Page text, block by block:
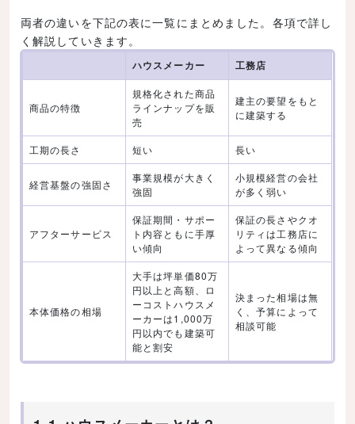
両者の違いを下記の表に一覧にまとめました。各項で詳し
く解説していきます。
ハウスメーカー 工務店
商品の特徴
規格化された商品
ラインナップを販
売
建主の要望をもと
に建築する
工期の長さ 短い 長い
経営基盤の強固さ
事業規模が大きく
強固
小規模経営の会社
が多く弱い
アフターサービス
保証期間・サポー
ト内容ともに手厚
い傾向
保証の長さやクオ
リティは工務店に
よって異なる傾向
本体価格の相場
大手は坪単価80万
円以上と高額、ロ
ーコストハウスメ
ーカーは1,000万
円以内でも建築可
能と割安
決まった相場は無
く、予算によって
相談可能